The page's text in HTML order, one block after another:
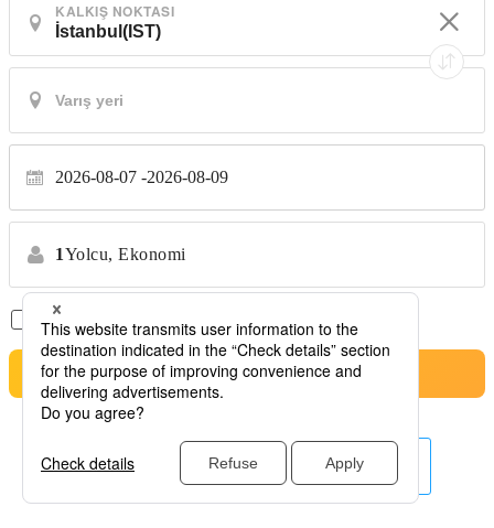
KALKIŞ NOKTASI
2026-08-07 2026-08-09
1Yolcu, Ekonomi
Sadece Aktarmasız Uçuşlar *Transfer yok
Arama
Burada diğer havayolları.